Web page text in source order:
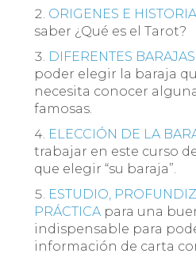
ORIGENES E
saber ¿Qué es el Tarot?
DIFERENTES
poder elegir la baraja
necesita conocer
famosas.
ELECCIÓN DE LA
trabajar en este curso
que elegir “su baraja”.
ESTUDIO,
PRÁCTICA para una
indispensable para
información de carta